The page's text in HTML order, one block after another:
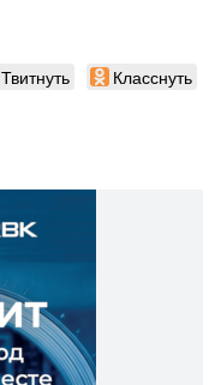
Твитнуть Класснуть